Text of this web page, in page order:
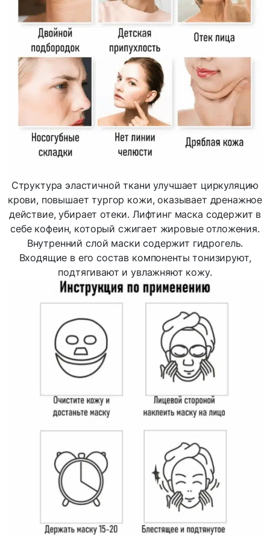
Структура эластичной ткани улучшает циркуляцию
крови, повышает тургор кожи, оказывает дренажное
действие, убирает отеки. Лифтинг маска содержит в
себе кофеин, который сжигает жировые отложения.
Внутренний слой маски содержит гидрогель.
Входящие в его состав компоненты тонизируют,
подтягивают и увлажняют кожу.